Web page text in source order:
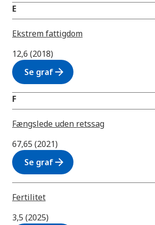
E
Ekstrem fattigdom
12,6 (2018)
Se grafarrow_forward
F
Fængslede uden retssag
67,65 (2021)
Se grafarrow_forward
Fertilitet
3,5 (2025)